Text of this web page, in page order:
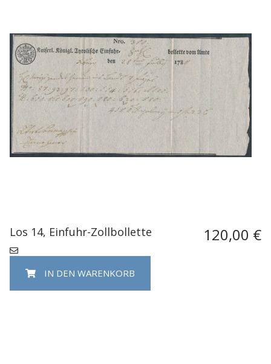
Los 14, Einfuhr-Zollbollette 120,00 €
IN DEN WARENKORB